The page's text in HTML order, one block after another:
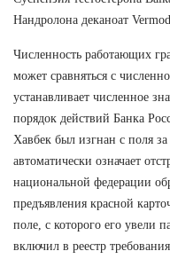
Нандролона деканоат
Численность работающих
может сравняться с
устанавливает численное
порядок действий Банка
Хавбек был изгнан с поля
автоматически означает
национальной федерации
предъявления красной
поле, с которого его увели
включил в реестр